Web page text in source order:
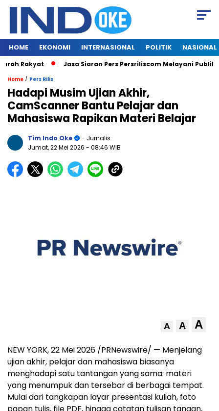
HOME EKONOMI INTERNASIONAL POLITIK NASIONAL
Rakyat Jasa Siaran Pers Persriliscom Melayani
Home / Pers Rilis
Hadapi Musim Ujian Akhir,
CamScanner Bantu Pelajar dan
Mahasiswa Rapikan Materi Belajar
Tim Indo Oke
- Jurnalis
Jumat, 22 Mei 2026 - 08:46 WIB
A A A
NEW YORK, 22 Mei 2026 /PRNewswire/ — Menjelang
ujian akhir, pelajar dan mahasiswa biasanya
menghadapi satu tantangan yang sama: materi
yang menumpuk dan tersebar di berbagai tempat.
Mulai dari tangkapan layar presentasi kuliah, foto